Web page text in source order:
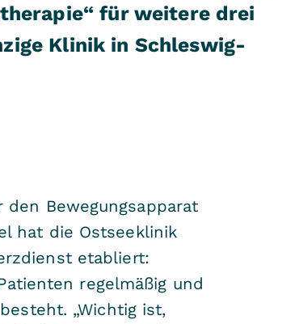
für weitere drei
Klinik in Schleswig-
Bewegungsapparat
hat die Ostseeklinik
etabliert:
regelmäßig und
„Wichtig ist,